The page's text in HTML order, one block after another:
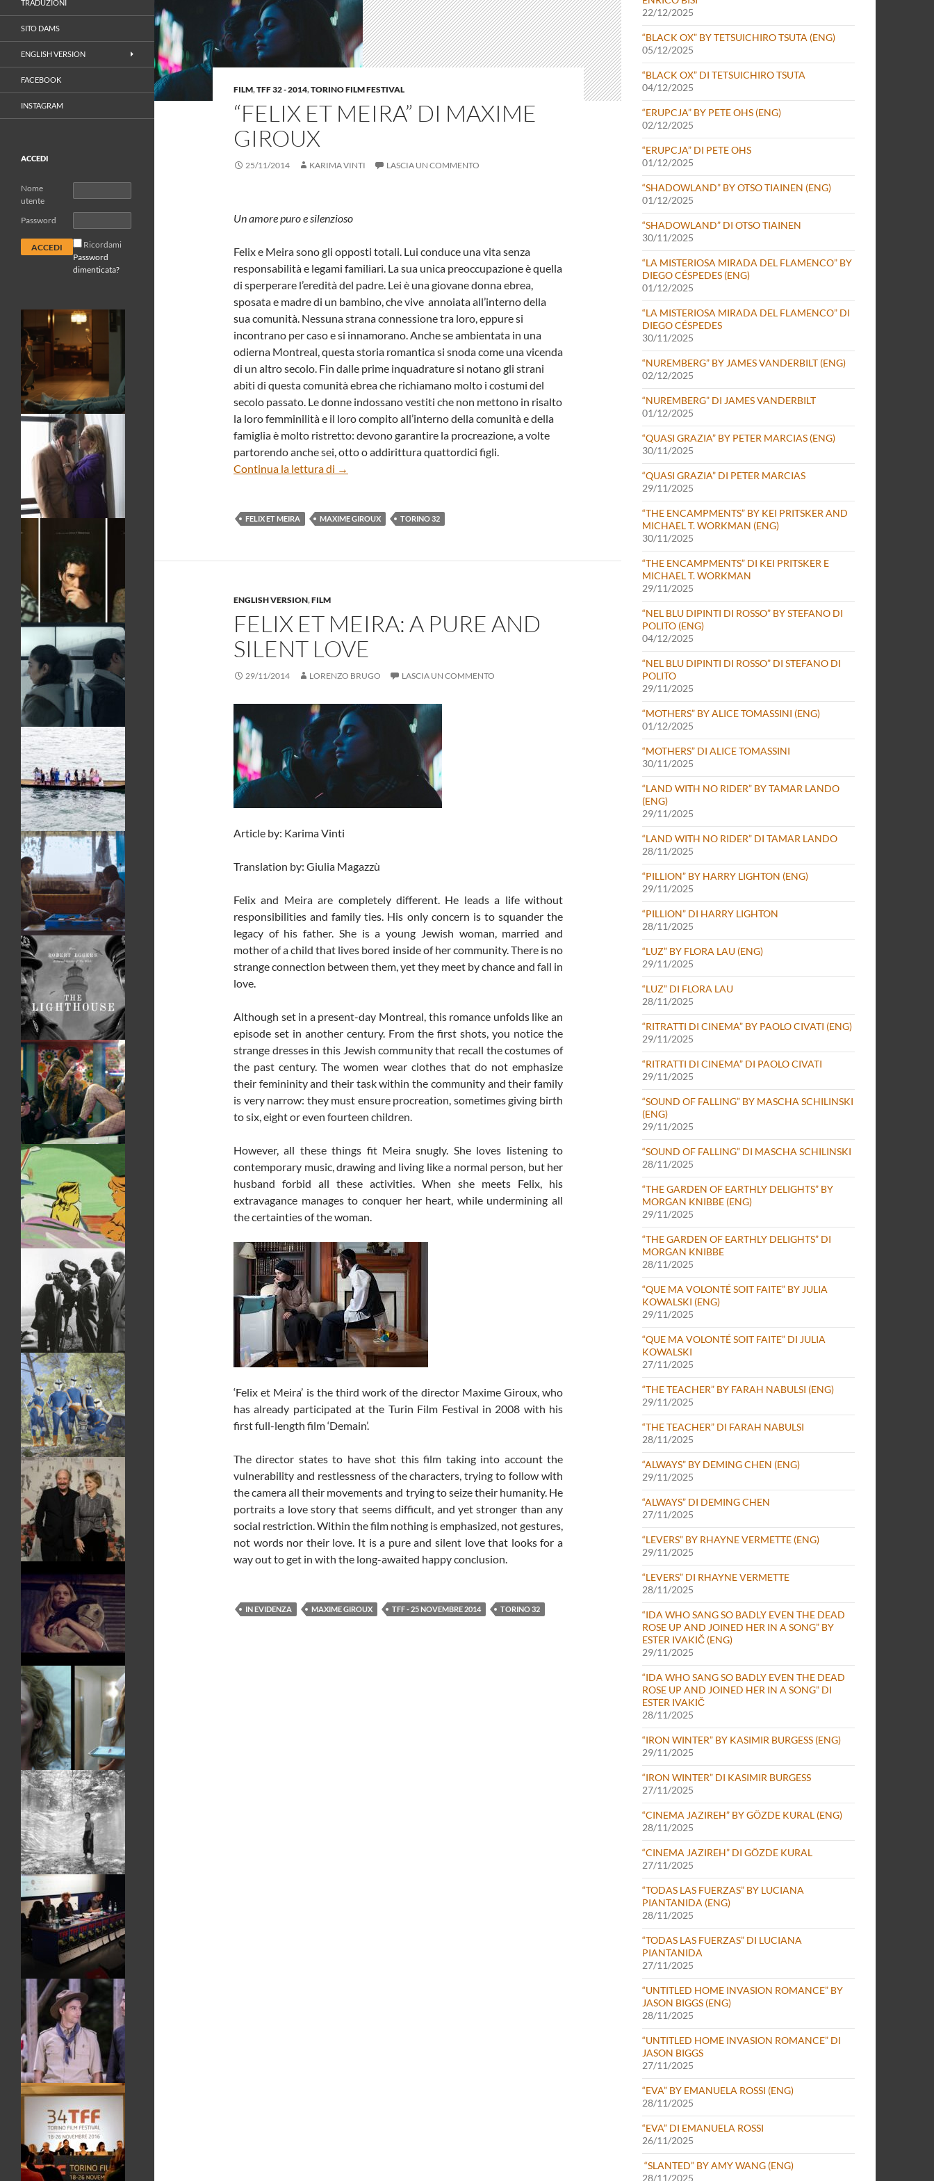
FILM,TFF 32 - 2014,TORINO FILM FESTIVAL
“FELIX ET MEIRA” DI MAXIME
GIROUX
25/11/2014 KARIMA VINTI LASCIA UN COMMENTO
Un amore puro e silenzioso
Felix e Meira sono gli opposti totali. Lui conduce una vita senza
responsabilità e legami familiari. La sua unica preoccupazione è quella
di sperperare l’eredità del padre. Lei è una giovane donna ebrea,
sposata e madre di un bambino, che vive annoiata all’interno della
sua comunità. Nessuna strana connessione tra loro, eppure si
incontrano per caso e si innamorano. Anche se ambientata in una
odierna Montreal, questa storia romantica si snoda come una vicenda
di un altro secolo. Fin dalle prime inquadrature si notano gli strani
abiti di questa comunità ebrea che richiamano molto i costumi del
secolo passato. Le donne indossano vestiti che non mettono in risalto
la loro femminilità e il loro compito all’interno della comunità e della
famiglia è molto ristretto: devono garantire la procreazione, a volte
partorendo anche sei, otto o addirittura quattordici figli.
Continua la lettura di “Felix et Meira” di Maxime Giroux
→
FELIX ET MEIRA MAXIME GIROUX TORINO 32
ENGLISH VERSION,FILM
FELIX ET MEIRA: A PURE AND
SILENT LOVE
29/11/2014 LORENZO BRUGO LASCIA UN COMMENTO
Article by: Karima Vinti
Translation by: Giulia Magazzù
Felix and Meira are completely different. He leads a life without
responsibilities and family ties. His only concern is to squander the
legacy of his father. She is a young Jewish woman, married and
mother of a child that lives bored inside of her community. There is no
strange connection between them, yet they meet by chance and fall in
love.
Although set in a present-day Montreal, this romance unfolds like an
episode set in another century. From the first shots, you notice the
strange dresses in this Jewish community that recall the costumes of
the past century. The women wear clothes that do not emphasize
their femininity and their task within the community and their family
is very narrow: they must ensure procreation, sometimes giving birth
to six, eight or even fourteen children.
However, all these things fit Meira snugly. She loves listening to
contemporary music, drawing and living like a normal person, but her
husband forbid all these activities. When she meets Felix, his
extravagance manages to conquer her heart, while undermining all
the certainties of the woman.
‘Felix et Meira’ is the third work of the director Maxime Giroux, who
has already participated at the Turin Film Festival in 2008 with his
first full-length film ‘Demain’.
The director states to have shot this film taking into account the
vulnerability and restlessness of the characters, trying to follow with
the camera all their movements and trying to seize their humanity. He
portraits a love story that seems difficult, and yet stronger than any
social restriction. Within the film nothing is emphasized, not gestures,
not words nor their love. It is a pure and silent love that looks for a
way out to get in with the long-awaited happy conclusion.
IN EVIDENZA MAXIME GIROUX TFF - 25 NOVEMBRE 2014 TORINO 32
22/12/2025
“BLACK OX” BY TETSUICHIRO TSUTA (ENG)
05/12/2025
“BLACK OX” DI TETSUICHIRO TSUTA
04/12/2025
“ERUPCJA” BY PETE OHS (ENG)
02/12/2025
“ERUPCJA” DI PETE OHS
01/12/2025
“SHADOWLAND” BY OTSO TIAINEN (ENG)
01/12/2025
“SHADOWLAND” DI OTSO TIAINEN
30/11/2025
“LA MISTERIOSA MIRADA DEL FLAMENCO” BY
DIEGO CÉSPEDES (ENG)
01/12/2025
“LA MISTERIOSA MIRADA DEL FLAMENCO” DI
DIEGO CÉSPEDES
30/11/2025
“NUREMBERG” BY JAMES VANDERBILT (ENG)
02/12/2025
“NUREMBERG” DI JAMES VANDERBILT
01/12/2025
“QUASI GRAZIA” BY PETER MARCIAS (ENG)
30/11/2025
“QUASI GRAZIA” DI PETER MARCIAS
29/11/2025
“THE ENCAMPMENTS” BY KEI PRITSKER AND
MICHAEL T. WORKMAN (ENG)
30/11/2025
“THE ENCAMPMENTS” DI KEI PRITSKER E
MICHAEL T. WORKMAN
29/11/2025
“NEL BLU DIPINTI DI ROSSO” BY STEFANO DI
POLITO (ENG)
04/12/2025
“NEL BLU DIPINTI DI ROSSO” DI STEFANO DI
POLITO
29/11/2025
“MOTHERS” BY ALICE TOMASSINI (ENG)
01/12/2025
“MOTHERS” DI ALICE TOMASSINI
30/11/2025
“LAND WITH NO RIDER” BY TAMAR LANDO
(ENG)
29/11/2025
“LAND WITH NO RIDER” DI TAMAR LANDO
28/11/2025
“PILLION” BY HARRY LIGHTON (ENG)
29/11/2025
“PILLION” DI HARRY LIGHTON
28/11/2025
“LUZ” BY FLORA LAU (ENG)
29/11/2025
“LUZ” DI FLORA LAU
28/11/2025
“RITRATTI DI CINEMA” BY PAOLO CIVATI (ENG)
29/11/2025
“RITRATTI DI CINEMA” DI PAOLO CIVATI
29/11/2025
“SOUND OF FALLING” BY MASCHA SCHILINSKI
(ENG)
29/11/2025
“SOUND OF FALLING” DI MASCHA SCHILINSKI
28/11/2025
“THE GARDEN OF EARTHLY DELIGHTS” BY
MORGAN KNIBBE (ENG)
29/11/2025
“THE GARDEN OF EARTHLY DELIGHTS” DI
MORGAN KNIBBE
28/11/2025
“QUE MA VOLONTÉ SOIT FAITE” BY JULIA
KOWALSKI (ENG)
29/11/2025
“QUE MA VOLONTÉ SOIT FAITE” DI JULIA
KOWALSKI
27/11/2025
“THE TEACHER” BY FARAH NABULSI (ENG)
29/11/2025
“THE TEACHER” DI FARAH NABULSI
28/11/2025
“ALWAYS” BY DEMING CHEN (ENG)
29/11/2025
“ALWAYS” DI DEMING CHEN
27/11/2025
“LEVERS” BY RHAYNE VERMETTE (ENG)
29/11/2025
“LEVERS” DI RHAYNE VERMETTE
28/11/2025
“IDA WHO SANG SO BADLY EVEN THE DEAD
ROSE UP AND JOINED HER IN A SONG” BY
ESTER IVAKIČ (ENG)
29/11/2025
“IDA WHO SANG SO BADLY EVEN THE DEAD
ROSE UP AND JOINED HER IN A SONG” DI
ESTER IVAKIČ
28/11/2025
“IRON WINTER” BY KASIMIR BURGESS (ENG)
29/11/2025
“IRON WINTER” DI KASIMIR BURGESS
27/11/2025
“CINEMA JAZIREH” BY GÖZDE KURAL (ENG)
28/11/2025
“CINEMA JAZIREH” DI GÖZDE KURAL
27/11/2025
“TODAS LAS FUERZAS” BY LUCIANA
PIANTANIDA (ENG)
28/11/2025
“TODAS LAS FUERZAS” DI LUCIANA
PIANTANIDA
27/11/2025
“UNTITLED HOME INVASION ROMANCE” BY
JASON BIGGS (ENG)
28/11/2025
“UNTITLED HOME INVASION ROMANCE” DI
JASON BIGGS
27/11/2025
“EVA” BY EMANUELA ROSSI (ENG)
28/11/2025
“EVA” DI EMANUELA ROSSI
26/11/2025
“SLANTED” BY AMY WANG (ENG)
28/11/2025
TRADUZIONI
SITO DAMS
ENGLISH VERSION
FACEBOOK
INSTAGRAM
ACCEDI
Nome
utente
Password
Ricordami
Password
dimenticata?